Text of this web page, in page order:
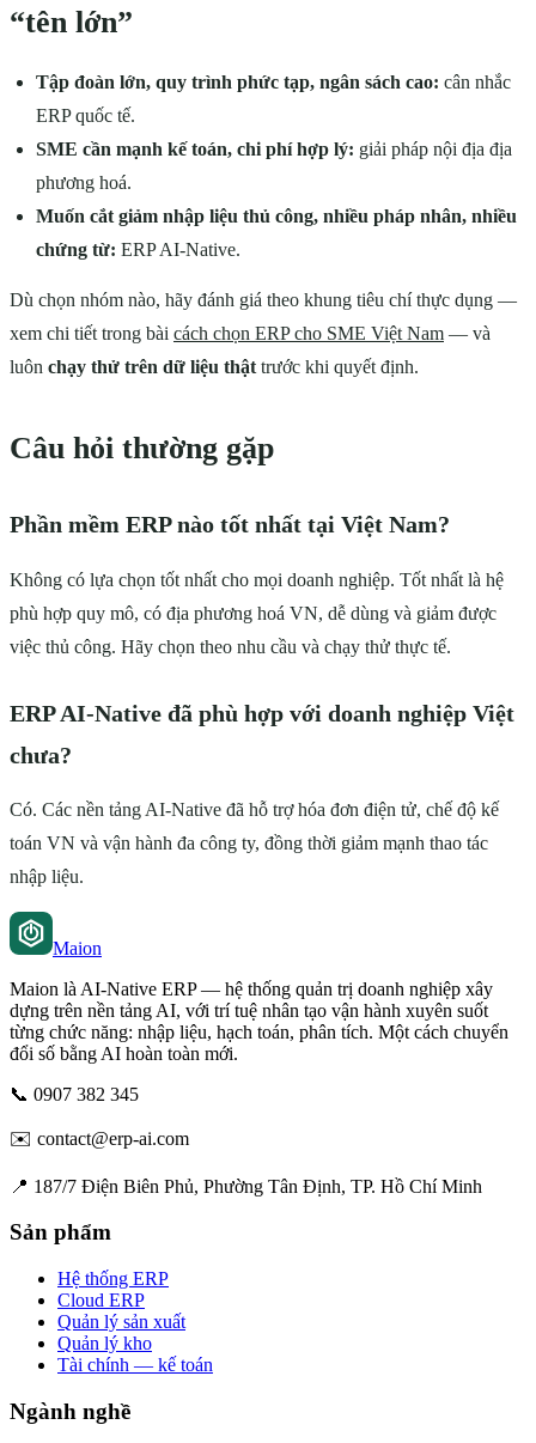
“tên lớn”
Tập đoàn lớn, quy trình phức tạp, ngân sách cao: cân nhắc
ERP quốc tế.
SME cần mạnh kế toán, chi phí hợp lý: giải pháp nội địa địa
phương hoá.
Muốn cắt giảm nhập liệu thủ công, nhiều pháp nhân, nhiều
chứng từ: ERP AI-Native.
Dù chọn nhóm nào, hãy đánh giá theo khung tiêu chí thực dụng —
xem chi tiết trong bài cách chọn ERP cho SME Việt Nam — và
luôn chạy thử trên dữ liệu thật trước khi quyết định.
Câu hỏi thường gặp
Phần mềm ERP nào tốt nhất tại Việt Nam?
Không có lựa chọn tốt nhất cho mọi doanh nghiệp. Tốt nhất là hệ
phù hợp quy mô, có địa phương hoá VN, dễ dùng và giảm được
việc thủ công. Hãy chọn theo nhu cầu và chạy thử thực tế.
ERP AI-Native đã phù hợp với doanh nghiệp Việt
chưa?
Có. Các nền tảng AI-Native đã hỗ trợ hóa đơn điện tử, chế độ kế
toán VN và vận hành đa công ty, đồng thời giảm mạnh thao tác
nhập liệu.
Maion
Maion là AI-Native ERP — hệ thống quản trị doanh nghiệp xây
dựng trên nền tảng AI, với trí tuệ nhân tạo vận hành xuyên suốt
từng chức năng: nhập liệu, hạch toán, phân tích. Một cách chuyển
đổi số bằng AI hoàn toàn mới.
📞 0907 382 345
✉️ contact@erp-ai.com
📍 187/7 Điện Biên Phủ, Phường Tân Định, TP. Hồ Chí Minh
Sản phẩm
Hệ thống ERP
Cloud ERP
Quản lý sản xuất
Quản lý kho
Tài chính — kế toán
Ngành nghề